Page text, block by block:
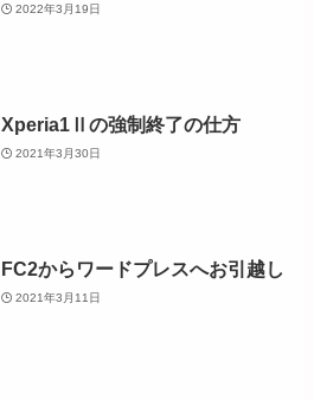
2022年3月19日
Xperia1Ⅱの強制終了の仕方
2021年3月30日
FC2からワードプレスへお引越し
2021年3月11日